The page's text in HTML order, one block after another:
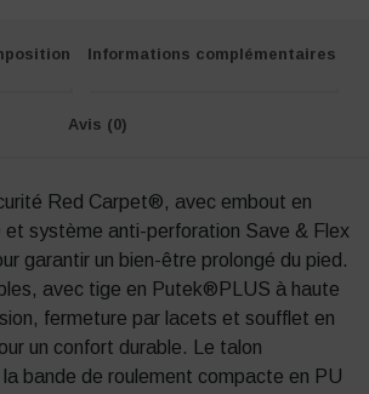
Informations complémentaires
Avis (0)
Red Carpet®, avec embout en
et système anti-perforation Save & Flex
garantir un bien-être prolongé du pied.
avec tige en Putek®PLUS à haute
fermeture par lacets et soufflet en
un confort durable. Le talon
bande de roulement compacte en PU